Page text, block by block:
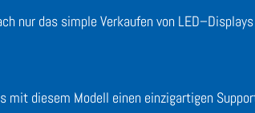
nur das simple Verkaufen von
mit diesem Modell einen einzigartigen